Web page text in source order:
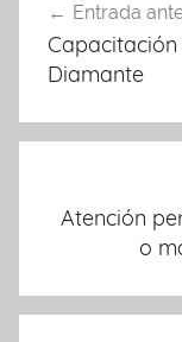
de
Entrada
Diamante
Atención
o